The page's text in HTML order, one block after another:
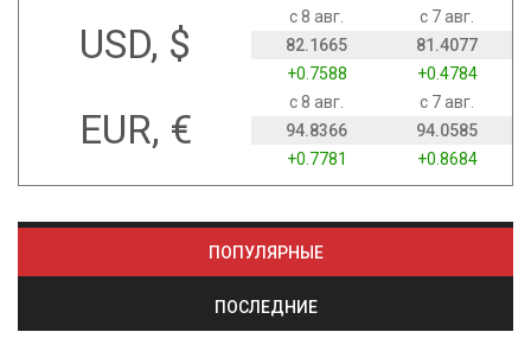
USD, $
с 8 авг.
с 7 авг.
82.1665
81.4077
+0.7588
+0.4784
EUR, €
с 8 авг.
с 7 авг.
94.8366
94.0585
+0.7781
+0.8684
ПОПУЛЯРНЫЕ
ПОСЛЕДНИЕ